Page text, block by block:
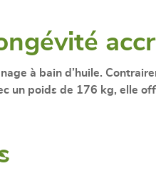
à bain d’huile.
un poids de 176 kg, elle